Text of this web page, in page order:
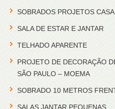
SOBRADOS PROJETOS
SALA DE ESTAR E JANTAR
TELHADO APARENTE
PROJETO DE DECORAÇÃO
SÃO PAULO – MOEMA
SOBRADO 10 METROS
SALAS JANTAR PEQUENAS